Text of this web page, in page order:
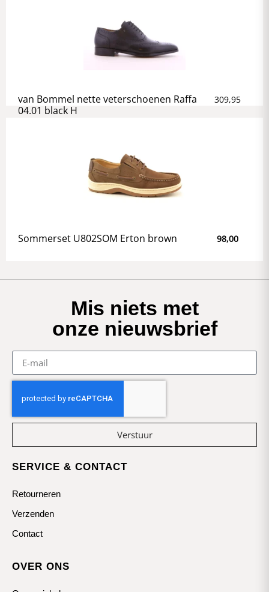
van Bommel nette veterschoenen Raffa
04.01 black H
309,95
Sommerset U802SOM Erton brown 98,00
Mis niets met
onze nieuwsbrief
Verstuur
SERVICE & CONTACT
Retourneren
Verzenden
Contact
OVER ONS